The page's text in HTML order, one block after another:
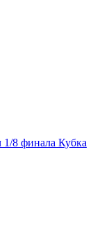
1/8 финала Кубка